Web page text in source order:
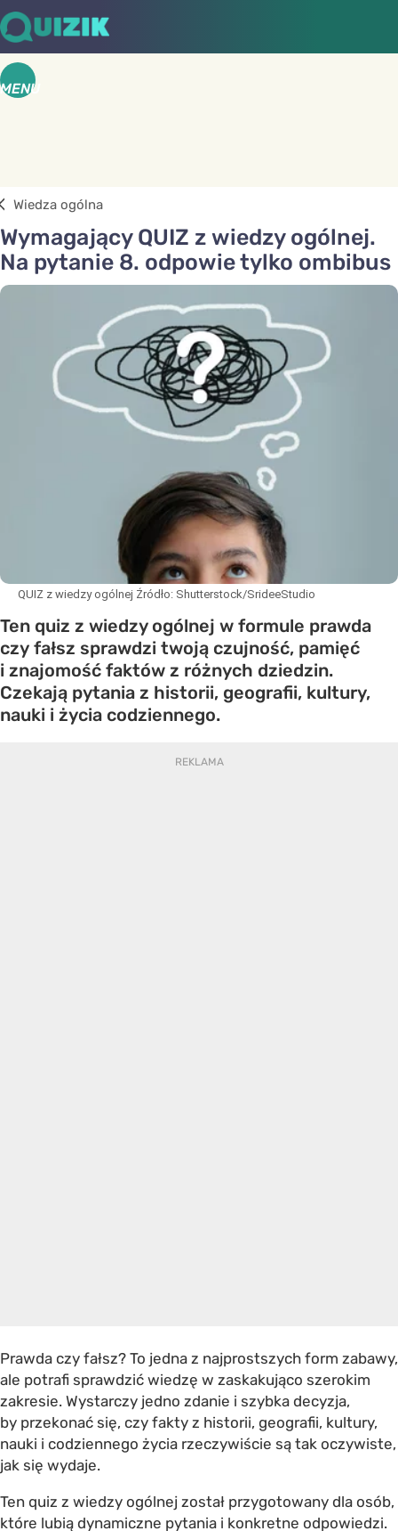
MENU
Wiedza ogólna
Wymagający QUIZ z wiedzy ogólnej.
Na pytanie 8. odpowie tylko ombibus
QUIZ z wiedzy ogólnej Źródło: Shutterstock/SrideeStudio
Ten quiz z wiedzy ogólnej w formule prawda
czy fałsz sprawdzi twoją czujność, pamięć
i znajomość faktów z różnych dziedzin.
Czekają pytania z historii, geografii, kultury,
nauki i życia codziennego.
Prawda czy fałsz? To jedna z najprostszych form zabawy,
ale potrafi sprawdzić wiedzę w zaskakująco szerokim
zakresie. Wystarczy jedno zdanie i szybka decyzja,
by przekonać się, czy fakty z historii, geografii, kultury,
nauki i codziennego życia rzeczywiście są tak oczywiste,
jak się wydaje.
Ten quiz z wiedzy ogólnej został przygotowany dla osób,
które lubią dynamiczne pytania i konkretne odpowiedzi.